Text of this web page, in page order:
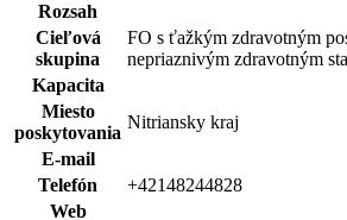
Rozsah
Cieľová
skupina
FO s ťažkým zdravotným
nepriaznivým zdravotným
Kapacita
Miesto
poskytovania
Nitriansky kraj
E-mail
Telefón
+42148244828
Web